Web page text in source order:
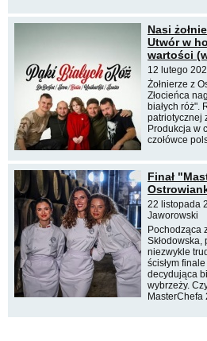
Nasi
Utwór w
wartości
12 lutego
Żołnierze z
Złocieńca
białych róż".
patriotycznej
Produkcja w
czołówce
Finał
22 listopada
Jaworowski
Pochodząca
Skłodowska,
niezwykle
ścisłym
decydująca
wybrzeży.
MasterChefa